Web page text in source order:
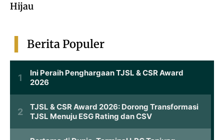
Hijau
Berita Populer